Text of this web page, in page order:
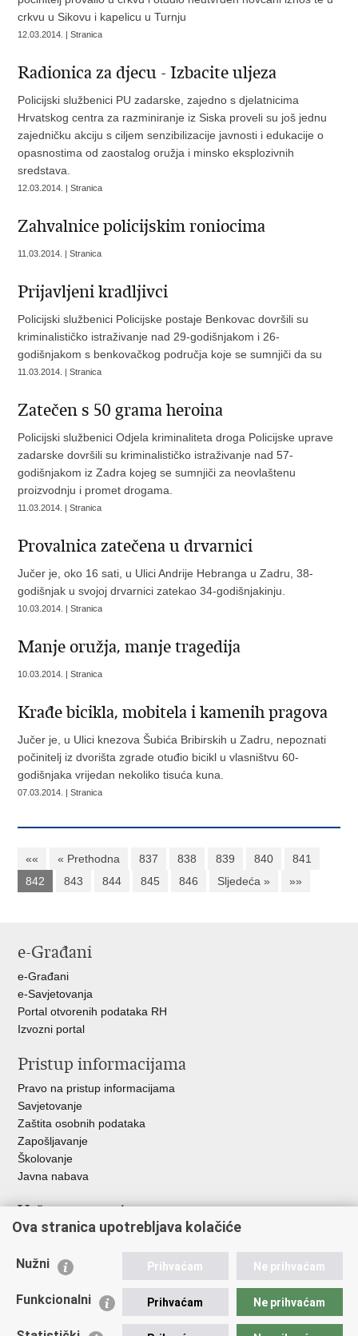
crkvu u Sikovu i kapelicu u Turnju
12.03.2014. | Stranica
Radionica za djecu - Izbacite uljeza
Policijski službenici PU zadarske, zajedno s djelatnicima
Hrvatskog centra za razminiranje iz Siska proveli su još jednu
zajedničku akciju s ciljem senzibilizacije javnosti i edukacije o
opasnostima od zaostalog oružja i minsko eksplozivnih
sredstava.
12.03.2014. | Stranica
Zahvalnice policijskim roniocima
11.03.2014. | Stranica
Prijavljeni kradljivci
Policijski službenici Policijske postaje Benkovac dovršili su
kriminalističko istraživanje nad 29-godišnjakom i 26-
godišnjakom s benkovačkog područja koje se sumnjiči da su
11.03.2014. | Stranica
Zatečen s 50 grama heroina
Policijski službenici Odjela kriminaliteta droga Policijske uprave
zadarske dovršili su kriminalističko istraživanje nad 57-
godišnjakom iz Zadra kojeg se sumnjiči za neovlaštenu
proizvodnju i promet drogama.
11.03.2014. | Stranica
Provalnica zatečena u drvarnici
Jučer je, oko 16 sati, u Ulici Andrije Hebranga u Zadru, 38-
godišnjak u svojoj drvarnici zatekao 34-godišnjakinju.
10.03.2014. | Stranica
Manje oružja, manje tragedija
10.03.2014. | Stranica
Krađe bicikla, mobitela i kamenih pragova
Jučer je, u Ulici knezova Šubića Bribirskih u Zadru, nepoznati
počinitelj iz dvorišta zgrade otuđio bicikl u vlasništvu 60-
godišnjaka vrijedan nekoliko tisuća kuna.
07.03.2014. | Stranica
«« « Prethodna 837 838 839 840
841
842
843 844 845 846 Sljedeća » »»
e-Građani
e-Građani
e-Savjetovanja
Portal otvorenih podataka RH
Izvozni portal
Pristup informacijama
Pravo na pristup informacijama
Savjetovanje
Zaštita osobnih podataka
Zapošljavanje
Školovanje
Javna nabava
Važne poveznice
Ministarstvo unutarnjih poslova
Udruge
Policijska akademija
Ova stranica upotrebljava kolačiće
Nužni Prihvaćam Ne prihvaćam
Funkcionalni Prihvaćam Ne prihvaćam